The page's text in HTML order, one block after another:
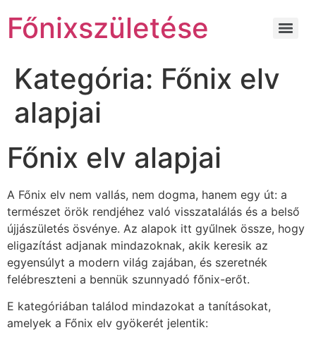
Főnixszületése
Kategória: Főnix elv
alapjai
Főnix elv alapjai
A Főnix elv nem vallás, nem dogma, hanem egy út: a
természet örök rendjéhez való visszatalálás és a belső
újjászületés ösvénye. Az alapok itt gyűlnek össze, hogy
eligazítást adjanak mindazoknak, akik keresik az
egyensúlyt a modern világ zajában, és szeretnék
felébreszteni a bennük szunnyadó főnix-erőt.
E kategóriában találod mindazokat a tanításokat,
amelyek a Főnix elv gyökerét jelentik: